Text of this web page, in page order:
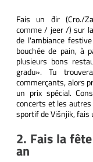
Fais un đir (Cro./
comme / jeer /) sur
de l'ambiance
bouchée de pain, à
plusieurs bons
gradu». Tu
commerçants, alors
un prix spécial.
concerts et les
sportif de Višnjik, fais
2. Fais la
an